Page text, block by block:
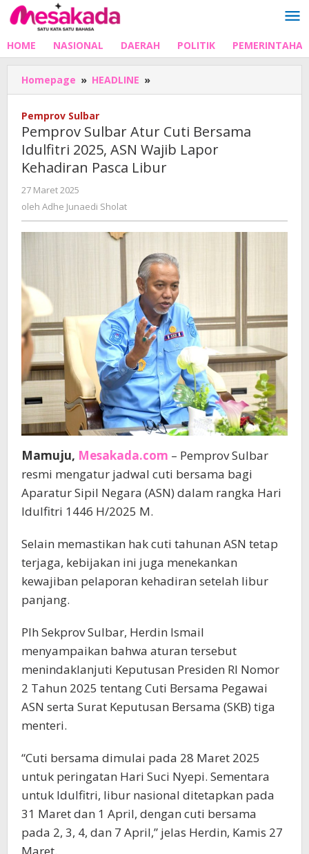
Lewati
ke
HOME NASIONAL DAERAH POLITIK
Homepage » HEADLINE »
Sulbar
Bersama
Idulfitri
2025,
Kehadiran
Libur
Pemprov Sulbar
Pemprov Sulbar Atur Cuti Bersama
Idulfitri 2025, ASN Wajib Lapor
Kehadiran Pasca Libur
27 Maret 2025
Adhe
oleh Adhe Junaedi Sholat
Mamuju, Mesakada.com – Pemprov Sulbar
resmi mengatur jadwal cuti bersama bagi
Aparatur Sipil Negara (ASN) dalam rangka Hari
Idulfitri 1446 H/2025 M.
Selain memastikan hak cuti tahunan ASN tetap
terjaga, kebijakan ini juga menekankan
kewajiban pelaporan kehadiran setelah libur
panjang.
Plh Sekprov Sulbar, Herdin Ismail
menyampaikan bahwa aturan tersebut
menindaklanjuti Keputusan Presiden RI Nomor
2 Tahun 2025 tentang Cuti Bersama Pegawai
ASN serta Surat Keputusan Bersama (SKB) tiga
menteri.
“Cuti bersama dimulai pada 28 Maret 2025
untuk peringatan Hari Suci Nyepi. Sementara
untuk Idulfitri, libur nasional ditetapkan pada
31 Maret dan 1 April, dengan cuti bersama
pada 2, 3, 4, dan 7 April,” jelas Herdin, Kamis 27
Maret.